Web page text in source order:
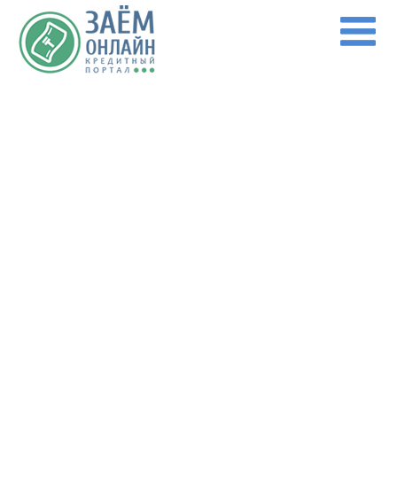
Перейти к основному содержанию